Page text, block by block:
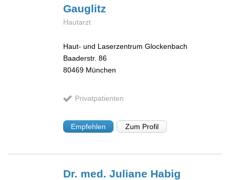
Gauglitz
Hautarzt
Haut- und Laserzentrum Glockenbach
Baaderstr. 86
80469 München
Privatpatienten
Empfehlen Zum Profil
Dr. med. Juliane Habig